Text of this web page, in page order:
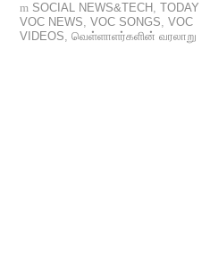
SOCIAL NEWS&TECH ,TODAY
VOC NEWS,VOC SONGS,VOC
VIDEOS,வெள்ளாளர்களின் வரலாறு